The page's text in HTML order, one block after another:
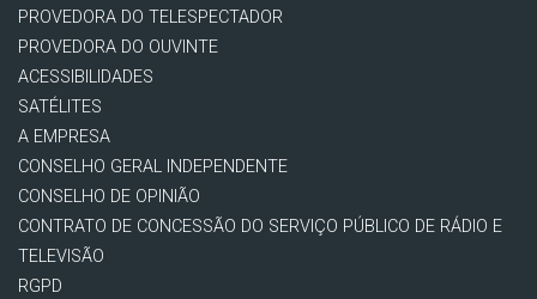
PROVEDORA DO TELESPECTADOR
PROVEDORA DO OUVINTE
ACESSIBILIDADES
SATÉLITES
A EMPRESA
CONSELHO GERAL INDEPENDENTE
CONSELHO DE OPINIÃO
CONTRATO DE CONCESSÃO DO SERVIÇO PÚBLICO DE RÁDIO E
TELEVISÃO
RGPD